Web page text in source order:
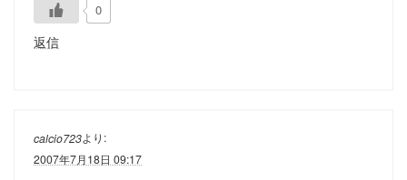
0
返信
calcio723より:
2007年7月18日 09:17